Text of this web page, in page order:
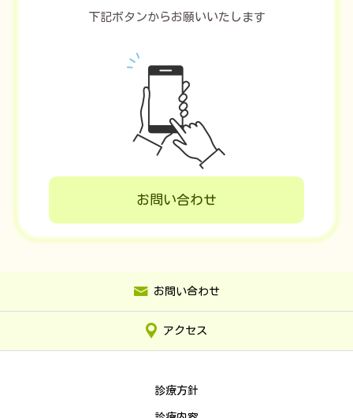
下記ボタンからお願いいたします
お問い合わせ
お問い合わせ
アクセス
診療方針